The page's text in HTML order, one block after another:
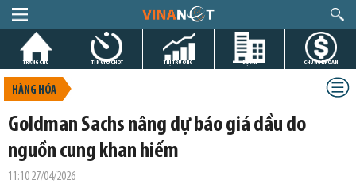
TRANG CHỦ TIN GIỜ CHÓT THỊ TRƯỜNG DỰ ÁN CHỨNG KHOÁN
HÀNG HÓA
Goldman Sachs nâng dự báo giá dầu do
nguồn cung khan hiếm
11:10 27/04/2026